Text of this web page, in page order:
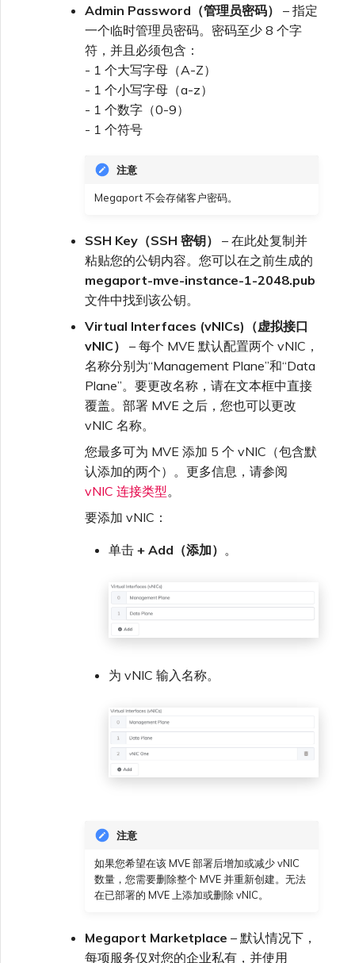
Admin Password（管理员密码）
– 指定
一个临时管理员密码。密码至少 8 个字
符，并且必须包含：
- 1 个大写字母（A-Z）
- 1 个小写字母（a-z）
- 1 个数字（0-9）
- 1 个符号
注意
Megaport 不会存储客户密码。
SSH Key（SSH 密钥）
– 在此处复制并
粘贴您的公钥内容。您可以在之前生成的
megaport-mve-instance-1-2048.pub
文件中找到该公钥。
Virtual Interfaces (vNICs)（虚拟接口
vNIC）
– 每个 MVE 默认配置两个 vNIC，
名称分别为“Management Plane”和“Data
Plane”。要更改名称，请在文本框中直接
覆盖。部署 MVE 之后，您也可以更改
vNIC 名称。
您最多可为 MVE 添加 5 个 vNIC（包含默
认添加的两个）。更多信息，请参阅
vNIC 连接类型。
要添加 vNIC：
单击 + Add（添加） 。
为 vNIC 输入名称。
注意
如果您希望在该 MVE 部署后增加或减少 vNIC
数量，您需要删除整个 MVE 并重新创建。无法
在已部署的 MVE 上添加或删除 vNIC。
Megaport Marketplace – 默认情况下，
每项服务仅对您的企业私有，并使用